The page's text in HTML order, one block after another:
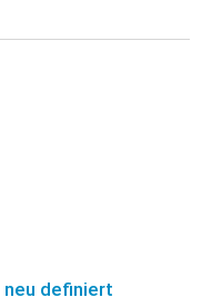
definiert